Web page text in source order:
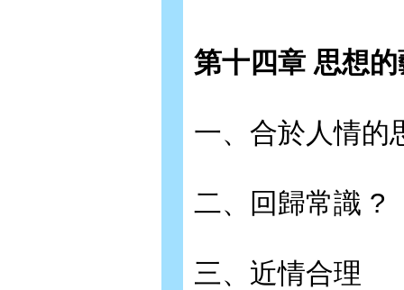
第十四章 思想
一、合於人情的
二、回歸常識 ?
三、近情合理